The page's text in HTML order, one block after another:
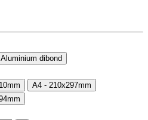
Aluminium dibond
A4 - 210x297mm